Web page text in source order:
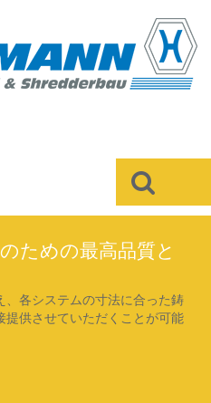
ための最高品質と
、各システムの寸法に合った鋳
提供させていただくことが可能